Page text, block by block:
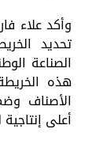
وأكد علاء
تحديد
الصناعة
هذه
الأصناف
أعلى